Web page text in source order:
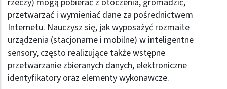
przetwarzać i wymieniać dane za pośrednictwem
Internetu. Nauczysz się, jak wyposażyć rozmaite
urządzenia (stacjonarne i mobilne) w inteligentne
sensory, często realizujące także wstępne
przetwarzanie zbieranych danych, elektroniczne
identyfikatory oraz elementy wykonawcze.